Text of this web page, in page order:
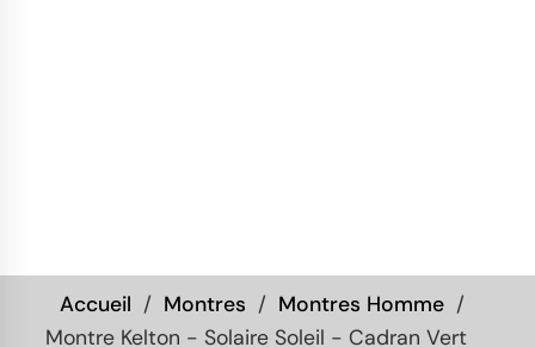
Accueil Montres
Montres Homme
Montre Kelton - Solaire Soleil - Cadran Vert